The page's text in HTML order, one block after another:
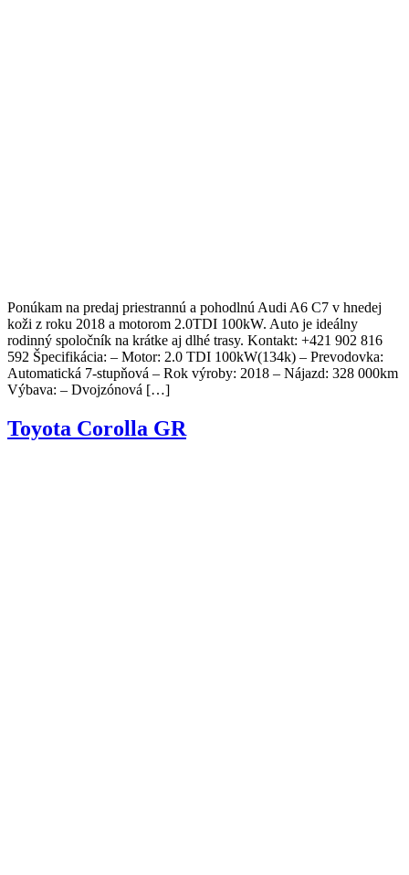
Ponúkam na predaj priestrannú a pohodlnú Audi A6 C7 v hnedej
koži z roku 2018 a motorom 2.0TDI 100kW. Auto je ideálny
rodinný spoločník na krátke aj dlhé trasy. Kontakt: +421 902 816
592 Špecifikácia: – Motor: 2.0 TDI 100kW(134k) – Prevodovka:
Automatická 7-stupňová – Rok výroby: 2018 – Nájazd: 328 000km
Výbava: – Dvojzónová […]
Toyota Corolla GR